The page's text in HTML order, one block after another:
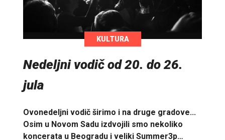
KULTURA
Nedeljni vodič od 20. do 26.
jula
Ovonedeljni vodič širimo i na druge gradove...
Osim u Novom Sadu izdvojili smo nekoliko
koncerata u Beogradu i veliki Summer3p…